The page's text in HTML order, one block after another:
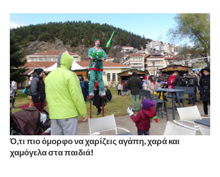
Ό,τι πιο όμορφο να χαρίζεις αγάπη, χαρά και
χαμόγελα στα παιδιά!